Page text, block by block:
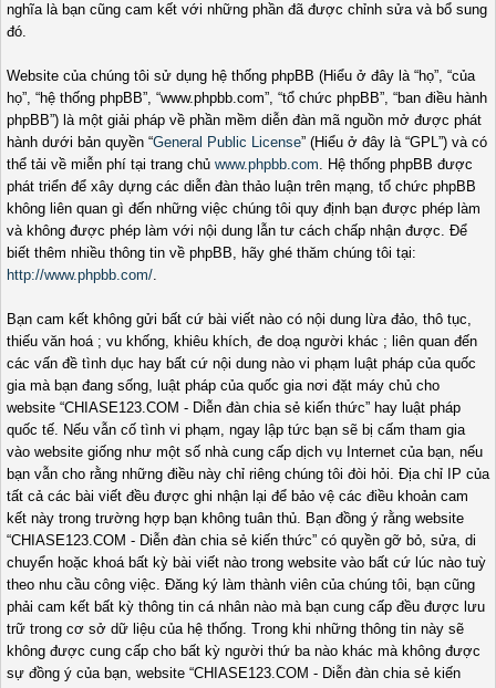
nghĩa là bạn cũng cam kết với những phần đã được chỉnh sửa và bổ sung
đó.
Website của chúng tôi sử dụng hệ thống phpBB (Hiểu ở đây là “họ”, “của
họ”, “hệ thống phpBB”, “www.phpbb.com”, “tổ chức phpBB”, “ban điều hành
phpBB”) là một giải pháp về phần mềm diễn đàn mã nguồn mở được phát
hành dưới bản quyền “General Public License” (Hiểu ở đây là “GPL”) và có
thể tải về miễn phí tại trang chủ www.phpbb.com. Hệ thống phpBB được
phát triển để xây dựng các diễn đàn thảo luận trên mạng, tổ chức phpBB
không liên quan gì đến những việc chúng tôi quy định bạn được phép làm
và không được phép làm với nội dung lẫn tư cách chấp nhận được. Để
biết thêm nhiều thông tin về phpBB, hãy ghé thăm chúng tôi tại:
http://www.phpbb.com/.
Bạn cam kết không gửi bất cứ bài viết nào có nội dung lừa đảo, thô tục,
thiếu văn hoá ; vu khống, khiêu khích, đe doạ người khác ; liên quan đến
các vấn đề tình dục hay bất cứ nội dung nào vi phạm luật pháp của quốc
gia mà bạn đang sống, luật pháp của quốc gia nơi đặt máy chủ cho
website “CHIASE123.COM - Diễn đàn chia sẻ kiến thức” hay luật pháp
quốc tế. Nếu vẫn cố tình vi phạm, ngay lập tức bạn sẽ bị cấm tham gia
vào website giống như một số nhà cung cấp dịch vụ Internet của bạn, nếu
bạn vẫn cho rằng những điều này chỉ riêng chúng tôi đòi hỏi. Địa chỉ IP của
tất cả các bài viết đều được ghi nhận lại để bảo vệ các điều khoản cam
kết này trong trường hợp bạn không tuân thủ. Bạn đồng ý rằng website
“CHIASE123.COM - Diễn đàn chia sẻ kiến thức” có quyền gỡ bỏ, sửa, di
chuyển hoặc khoá bất kỳ bài viết nào trong website vào bất cứ lúc nào tuỳ
theo nhu cầu công việc. Đăng ký làm thành viên của chúng tôi, bạn cũng
phải cam kết bất kỳ thông tin cá nhân nào mà bạn cung cấp đều được lưu
trữ trong cơ sở dữ liệu của hệ thống. Trong khi những thông tin này sẽ
không được cung cấp cho bất kỳ người thứ ba nào khác mà không được
sự đồng ý của bạn, website “CHIASE123.COM - Diễn đàn chia sẻ kiến